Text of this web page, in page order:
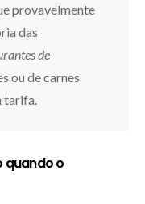
provavelmente
das
de
ou de carnes
tarifa.
quando o